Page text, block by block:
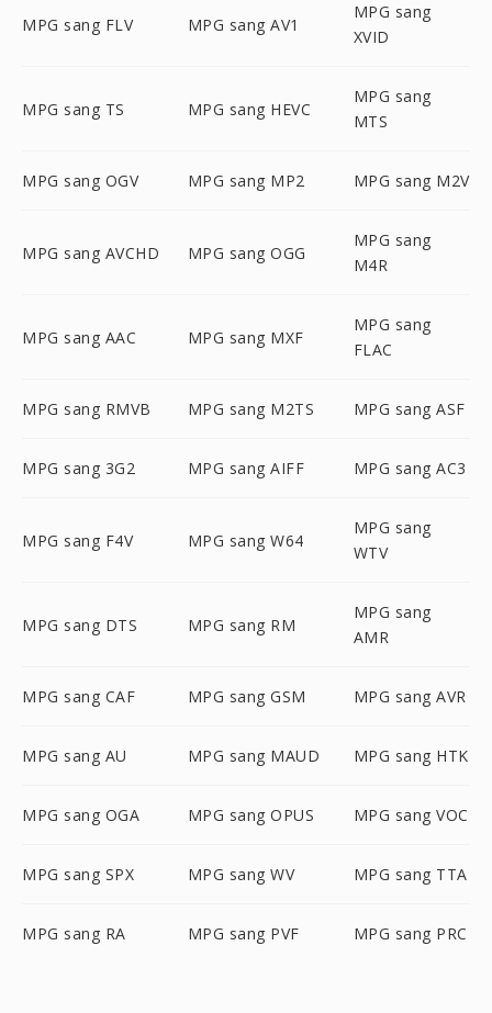
MPG sang FLV MPG sang AV1
MPG sang
XVID
MPG sang TS MPG sang HEVC
MPG sang
MTS
MPG sang OGV MPG sang MP2 MPG sang M2V
MPG sang AVCHD MPG sang OGG
MPG sang
M4R
MPG sang AAC MPG sang MXF
MPG sang
FLAC
MPG sang RMVB MPG sang M2TS MPG sang ASF
MPG sang 3G2 MPG sang AIFF MPG sang AC3
MPG sang F4V MPG sang W64
MPG sang
WTV
MPG sang DTS MPG sang RM
MPG sang
AMR
MPG sang CAF MPG sang GSM MPG sang AVR
MPG sang AU MPG sang MAUD MPG sang HTK
MPG sang OGA MPG sang OPUS MPG sang VOC
MPG sang SPX MPG sang WV MPG sang TTA
MPG sang RA MPG sang PVF MPG sang PRC